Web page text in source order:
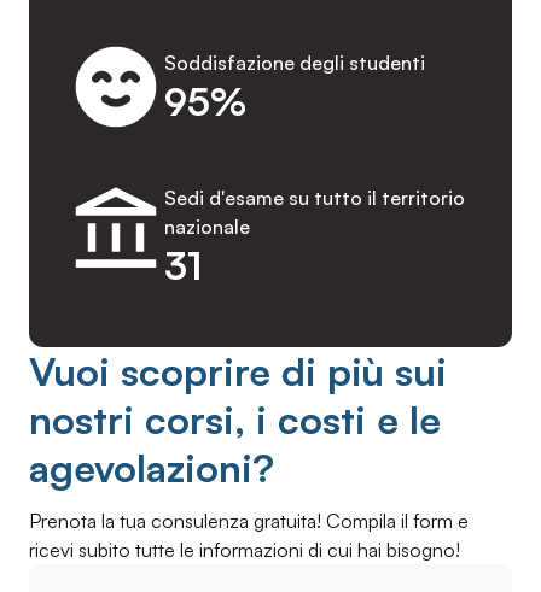
95%
Soddisfazione degli studenti
31
Sedi d'esame su tutto il territorio
nazionale
Vuoi scoprire di più sui
nostri corsi, i costi e le
agevolazioni?
Prenota la tua consulenza gratuita! Compila il form e
ricevi subito tutte le informazioni di cui hai bisogno!